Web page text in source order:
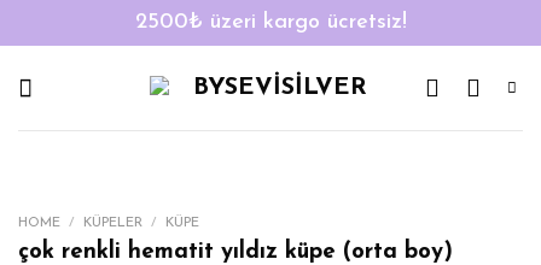
2500₺ üzeri kargo ücretsiz!
HOME / KÜPELER / KÜPE
çok renkli hematit yıldız küpe (orta boy)